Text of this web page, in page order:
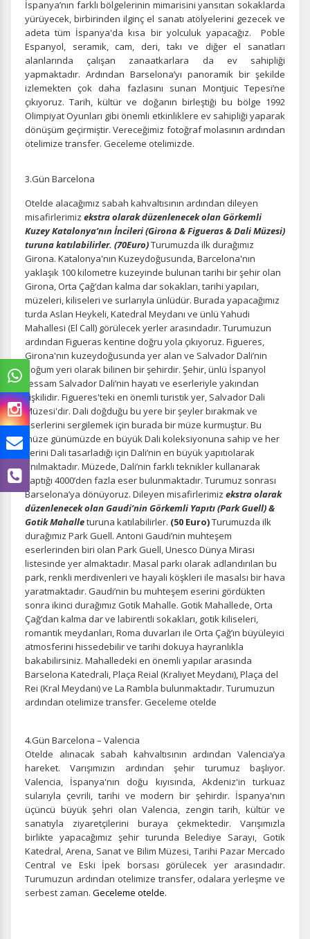
İspanya’nın farklı bölgelerinin mimarisini yansıtan sokaklarda
yürüyecek, birbirinden ilginç el sanatı atölyelerini gezecek ve
adeta tüm İspanya'da kısa bir yolculuk yapacağız. Poble
Espanyol, seramik, cam, deri, takı ve diğer el sanatları
alanlarında çalışan zanaatkarlara da ev sahipliği
yapmaktadır. Ardından Barselona’yı panoramik bir şekilde
izlemekten çok daha fazlasını sunan Montjuic Tepesi’ne
çıkıyoruz. Tarih, kültür ve doğanın birleştiği bu bölge 1992
Olimpiyat Oyunları gibi önemli etkinliklere ev sahipliği yaparak
dönüşüm geçirmiştir. Vereceğimiz fotoğraf molasının ardından
otelimize transfer. Geceleme otelimizde.
3.Gün Barcelona
Otelde alacağımız sabah kahvaltısının ardından dileyen
misafirlerimiz ekstra olarak düzenlenecek olanGörkemli
Kuzey Katalonya’nın İncileri (Girona & Figueras & Dali Müzesi)
turuna katılabilirler. (70Euro)Turumuzda ilk durağımız
Girona. Katalonya'nın Kuzeydoğusunda, Barcelona'nın
yaklaşık 100 kilometre kuzeyinde bulunan tarihi bir şehir olan
Girona, Orta Çağ’dan kalma dar sokakları, tarihi yapıları,
müzeleri, kiliseleri ve surlarıyla ünlüdür. Burada yapacağımız
turda Aslan Heykeli, Katedral Meydanı ve ünlü Yahudi
Mahallesi (El Call) görülecek yerler arasındadır. Turumuzun
ardından Figueras kentine doğru yola çıkıyoruz. Figueres,
Girona'nın kuzeydoğusunda yer alan ve Salvador Dali’nin
doğum yeri olarak bilinen bir şehirdir. Şehir, ünlü İspanyol
ressam Salvador Dali’nin hayatı ve eserleriyle yakından
ilişkilidir. Figueres'teki en önemli turistik yer, Salvador Dali
Müzesi'dir. Dali doğduğu bu yere bir şeyler bırakmak ve
eserlerini sergilemek için burada bir müze kurmuştur. Bu
müze günümüzde en büyük Dali koleksiyonuna sahip ve her
yerini Dali tasarladığı için Dali’nin en büyük yapıtıolarak
anılmaktadır. Müzede, Dali’nin farklı teknikler kullanarak
yaptığı 4000’den fazla eser bulunmaktadır. Turumuz sonrası
Barselona’ya dönüyoruz. Dileyen misafirlerimiz ekstra olarak
düzenlenecek olanGaudi’nin Görkemli Yapıtı (Park Guell) &
Gotik Mahalleturuna katılabilirler. (50 Euro)Turumuzda ilk
durağımız Park Guell. Antoni Gaudi’nin muhteşem
eserlerinden biri olan Park Guell, Unesco Dünya Mirası
listesinde yer almaktadır. Masal parkı olarak adlandırılan bu
park, renkli merdivenleri ve hayali köşkleri ile masalsı bir hava
yaratmaktadır. Gaudi’nin bu muhteşem eserini gördükten
sonra ikinci durağımız Gotik Mahalle. Gotik Mahallede, Orta
Çağ’dan kalma dar ve labirentli sokakları, gotik kiliseleri,
romantik meydanları, Roma duvarları ile Orta Çağ’ın büyüleyici
atmosferini hissedebilir ve tarihi dokuya hayranlıkla
bakabilirsiniz. Mahalledeki en önemli yapılar arasında
Barselona Katedrali, Plaça Reial (Kraliyet Meydanı), Plaça del
Rei (Kral Meydanı) ve La Rambla bulunmaktadır. Turumuzun
ardından otelimize transfer. Geceleme otelde
4.Gün Barcelona – Valencia
Otelde alınacak sabah kahvaltısının ardından Valencia’ya
hareket. Varışımızın ardından şehir turumuz başlıyor.
Valencia, İspanya'nın doğu kıyısında, Akdeniz'in turkuaz
sularıyla çevrili, tarihi ve modern bir şehirdir. İspanya'nın
üçüncü büyük şehri olan Valencia, zengin tarih, kültür ve
sanatıyla ziyaretçilerini buraya çekmektedir. Varışımızla
birlikte yapacağımız şehir turundaBelediye Sarayı, Gotik
Katedral, Arena, Sanat ve Bilim Müzesi, Tarihi Pazar Mercado
Central ve Eski İpek borsası görülecek yer arasındadır.
Turumuzun ardından otelimize transfer, odalara yerleşme ve
serbest zaman. Geceleme otelde.